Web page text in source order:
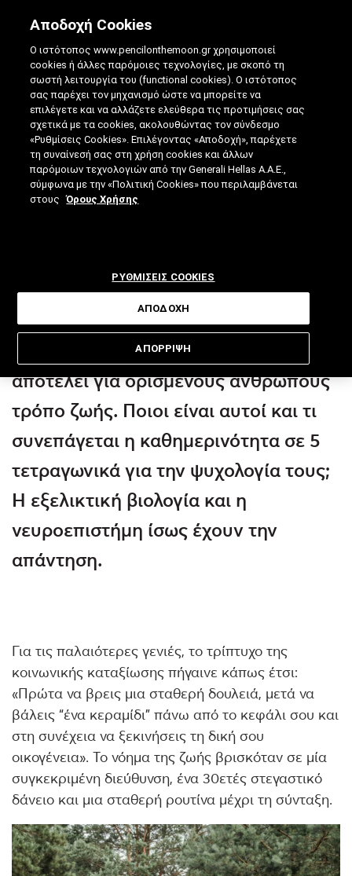
VAN LIFE: Η ΨΥΧΟΛΟΓΊΑ ΤΗΣ ΖΩΉΣ ΠΆΝΩ
ΣΕ ΤΈΣΣΕΡΙΣ ΤΡΟΧΟΎΣ
16.06.2026|4 ΛΕΠΤΑ ΑΝΑΓΝΩΣΗΣ|
ΑΠΟ: ΒΊΚΥ ΤΣΟΎΡΤΟΥ
Η διαβίωση σε τέσσερις τροχούς
αποτελεί για ορισμένους ανθρώπους
τρόπο ζωής. Ποιοι είναι αυτοί και τι
συνεπάγεται η καθημερινότητα σε 5
τετραγωνικά για την ψυχολογία τους;
Η εξελικτική βιολογία και η
νευροεπιστήμη ίσως έχουν την
απάντηση.
Για τις παλαιότερες γενιές, το τρίπτυχο της
κοινωνικής καταξίωσης πήγαινε κάπως έτσι:
«Πρώτα να βρεις μια σταθερή δουλειά, μετά να
βάλεις “ένα κεραμίδι” πάνω από το κεφάλι σου και
στη συνέχεια να ξεκινήσεις τη δική σου
οικογένεια». Το νόημα της ζωής βρισκόταν σε μία
συγκεκριμένη διεύθυνση, ένα 30ετές στεγαστικό
δάνειο και μια σταθερή ρουτίνα μέχρι τη σύνταξη.
Αποδοχή Cookies
Ο ιστότοπος www.pencilonthemoon.gr χρησιμοποιεί
cookies ή άλλες παρόμοιες τεχνολογίες, με σκοπό τη
σωστή λειτουργία του (functional cookies). Ο ιστότοπος
σας παρέχει τον μηχανισμό ώστε να μπορείτε να
επιλέγετε και να αλλάζετε ελεύθερα τις προτιμήσεις σας
σχετικά με τα cookies, ακολουθώντας τον σύνδεσμο
«Ρυθμίσεις Cookies». Επιλέγοντας «Αποδοχή», παρέχετε
τη συναίνεσή σας στη χρήση cookies και άλλων
παρόμοιων τεχνολογιών από την Generali Hellas A.A.E.,
σύμφωνα με την «Πολιτική Cookies» που περιλαμβάνεται
στους
Όρους Χρήσης
ΡΥΘΜΙΣΕΙΣ COOKIES
ΑΠΟΡΡΙΨΗ
ΑΠΟΔΟΧΗ